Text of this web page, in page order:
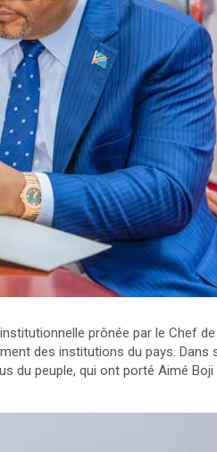
prônée par le Chef de
des institutions du pays. Dans
du peuple, qui ont porté Aimé Boji